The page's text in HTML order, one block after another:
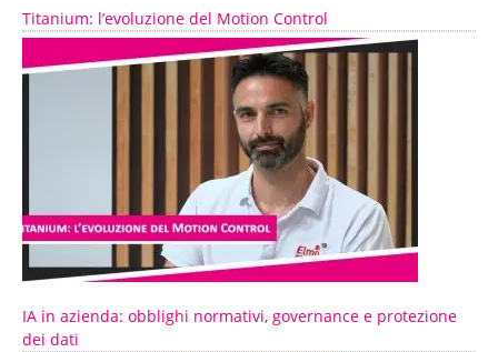
Titanium: l’evoluzione del Motion Control
IA in azienda: obblighi normativi, governance e protezione
dei dati